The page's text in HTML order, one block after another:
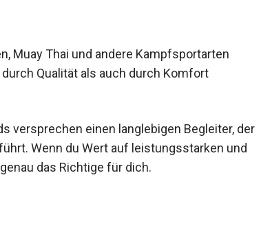
Muay Thai und andere Kampfsportarten
Qualität als auch durch Komfort
versprechen einen langlebigen Begleiter,
führt. Wenn du Wert auf leistungsstarken
genau das Richtige für dich.